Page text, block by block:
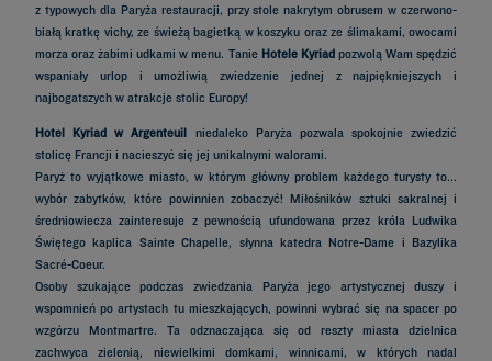
z typowych dla Paryża restauracji, przy stole nakrytym obrusem w czerwono-
białą kratkę vichy, ze świeżą bagietką w koszyku oraz ze ślimakami, owocami
morza oraz żabimi udkami w menu. Tanie Hotele Kyriadpozwolą Wam spędzić
wspaniały urlop i umożliwią zwiedzenie jednej z najpiękniejszych i
najbogatszych w atrakcje stolic Europy!
Hotel Kyriad w Argenteuil niedaleko Paryża pozwala spokojnie zwiedzić
stolicę Francji i nacieszyć się jej unikalnymi walorami.
Paryż to wyjątkowe miasto, w którym główny problem każdego turysty to...
wybór zabytków, które powinnien zobaczyć! Miłośników sztuki sakralnej i
średniowiecza zainteresuje z pewnością ufundowana przez króla Ludwika
Świętego kaplica Sainte Chapelle, słynna katedra Notre-Dame i Bazylika
Sacré-Coeur.
Osoby szukające podczas zwiedzania Paryża jego artystycznej duszy i
wspomnień po artystach tu mieszkających, powinni wybrać się na spacer po
wzgórzu Montmartre. Ta odznaczająca się od reszty miasta dzielnica
zachwyca zielenią, niewielkimi domkami, winnicami, w których nadal